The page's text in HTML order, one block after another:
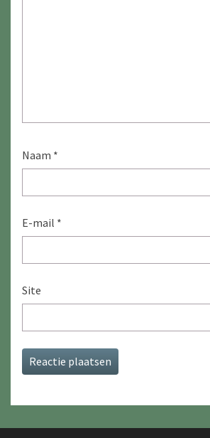
Naam *
E-mail *
Site